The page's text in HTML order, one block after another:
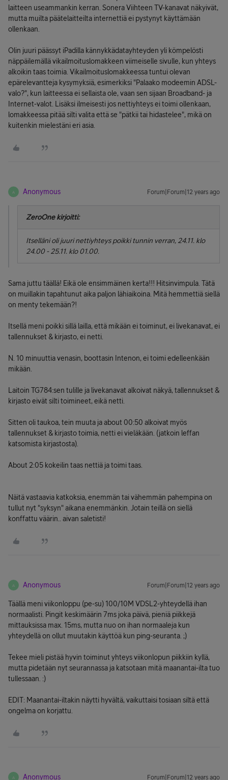
laitteen useammankin kerran. Sonera Viihteen TV-kanavat näkyivät,
mutta muilta päätelaitteilta internettiä ei pystynyt käyttämään
ollenkaan.
Olin juuri päässyt iPadilla kännykkädatayhteyden yli kömpelösti
näppäilemällä vikailmoituslomakkeen viimeiselle sivulle, kun yhteys
alkoikin taas toimia. Vikailmoituslomakkeessa tuntui olevan
epärelevantteja kysymyksiä, esimerkiksi "Palaako modeemin ADSL-
valo?", kun laitteessa ei sellaista ole, vaan sen sijaan Broadband- ja
Internet-valot. Lisäksi ilmeisesti jos nettiyhteys ei toimi ollenkaan,
lomakkeessa pitää silti valita että se "pätkii tai hidastelee", mikä on
kuitenkin mielestäni eri asia.
A Anonymous Forum|Forum|12 years ago
ZeroOne kirjoitti:
Itselläni oli juuri nettiyhteys poikki tunnin verran, 24.11. klo
24.00 - 25.11. klo 01.00.
Sama juttu täällä! Eikä ole ensimmäinen kerta!!! Hitsinvimpula. Tätä
on muillakin tapahtunut aika paljon lähiaikoina. Mitä hemmettiä siellä
on menty tekemään?!
Itsellä meni poikki sillä lailla, että mikään ei toiminut, ei livekanavat, ei
tallennukset & kirjasto, ei netti.
N. 10 minuuttia venasin, boottasin Intenon, ei toimi edelleenkään
mikään.
Laitoin TG784:sen tulille ja livekanavat alkoivat näkyä, tallennukset &
kirjasto eivät silti toimineet, eikä netti.
Sitten oli taukoa, tein muuta ja about 00:50 alkoivat myös
tallennukset & kirjasto toimia, netti ei vieläkään. (jatkoin leffan
katsomista kirjastosta).
About 2:05 kokeilin taas nettiä ja toimi taas.
Näitä vastaavia katkoksia, enemmän tai vähemmän pahempina on
tullut nyt "syksyn" aikana enemmänkin. Jotain teillä on siellä
konffattu väärin.. aivan saletisti!
A Anonymous Forum|Forum|12 years ago
Täällä meni viikonloppu (pe-su) 100/10M VDSL2-yhteydellä ihan
normaalisti. Pingit keskimäärin 7ms joka päivä, pieniä piikkejä
mittauksissa max. 15ms, mutta nuo on ihan normaaleja kun
yhteydellä on ollut muutakin käyttöä kun ping-seuranta. ;)
Tekee mieli pistää hyvin toiminut yhteys viikonlopun piikkiin kyllä,
mutta pidetään nyt seurannassa ja katsotaan mitä maanantai-ilta tuo
tullessaan. :)
EDIT: Maanantai-iltakin näytti hyvältä, vaikuttaisi tosiaan siltä että
ongelma on korjattu.
A Anonymous Forum|Forum|12 years ago